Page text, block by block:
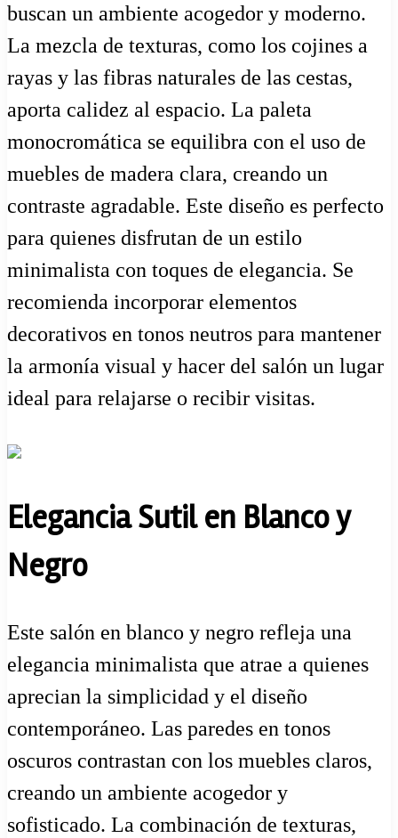
buscan un ambiente acogedor y moderno.
La mezcla de texturas, como los cojines a
rayas y las fibras naturales de las cestas,
aporta calidez al espacio. La paleta
monocromática se equilibra con el uso de
muebles de madera clara, creando un
contraste agradable. Este diseño es perfecto
para quienes disfrutan de un estilo
minimalista con toques de elegancia. Se
recomienda incorporar elementos
decorativos en tonos neutros para mantener
la armonía visual y hacer del salón un lugar
ideal para relajarse o recibir visitas.
Elegancia Sutil en Blanco y
Negro
Este salón en blanco y negro refleja una
elegancia minimalista que atrae a quienes
aprecian la simplicidad y el diseño
contemporáneo. Las paredes en tonos
oscuros contrastan con los muebles claros,
creando un ambiente acogedor y
sofisticado. La combinación de texturas,